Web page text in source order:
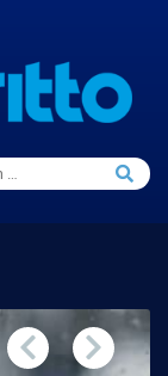
Search